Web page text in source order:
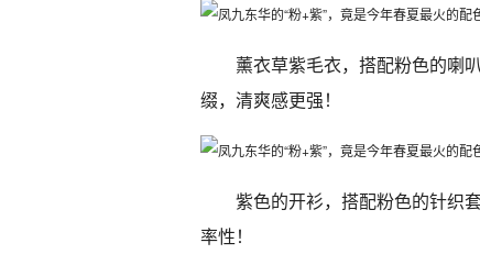
薰衣草紫毛衣，搭配粉色的喇
缀，清爽感更强！
紫色的开衫，搭配粉色的针织
率性！